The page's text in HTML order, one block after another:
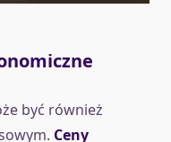
być również
Ceny